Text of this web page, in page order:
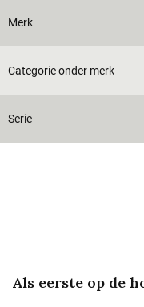
Merk
Categorie onder merk
Serie
Als eerste op de